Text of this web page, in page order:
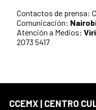
Contactos de prensa:
Comunicación:
Atención a Medios:
2073 5417
CCEMX | CENTRO